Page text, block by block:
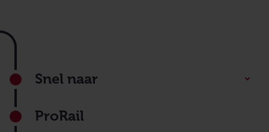
Footer
Snel naar
ProRail